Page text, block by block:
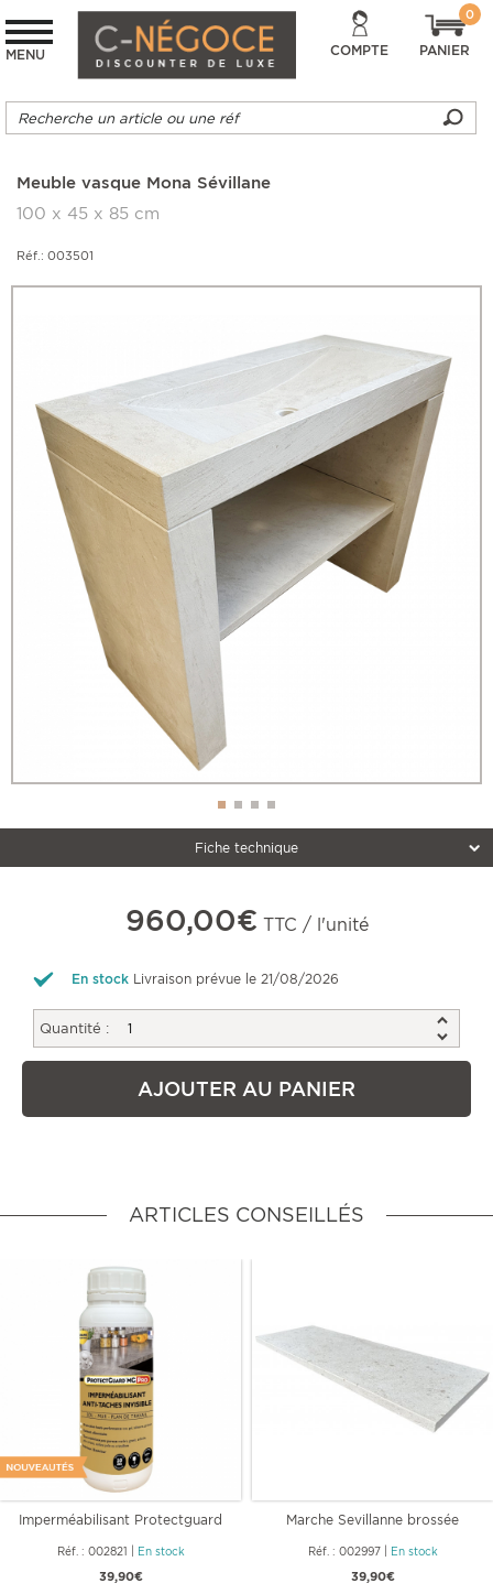
MENU COMPTE PANIER
0
Meuble vasque Mona Sévillane
100 x 45 x 85 cm
Réf.: 003501
Fiche technique
960,00€ TTC / l'unité
En stock Livraison prévue le 21/08/2026
Quantité :
AJOUTER AU PANIER
ARTICLES CONSEILLÉS
Imperméabilisant Protectguard
Réf. : 002821 En stock
39,90€
Marche Sevillanne brossée
Réf. : 002997| En stock
39,90€